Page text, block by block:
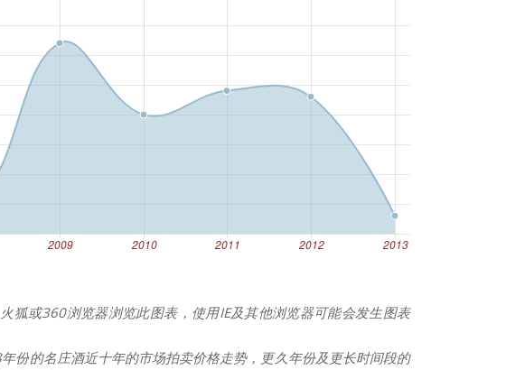
狐或360浏览器浏览此图表，使用IE及其他浏览器可能会发生图表
份的名庄酒近十年的市场拍卖价格走势，更久年份及更长时间段的